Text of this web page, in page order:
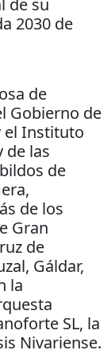
2030 de
de
Gobierno de
el Instituto
de las
de
de los
Gran
de
Gáldar,
la
SL, la
Nivariense.